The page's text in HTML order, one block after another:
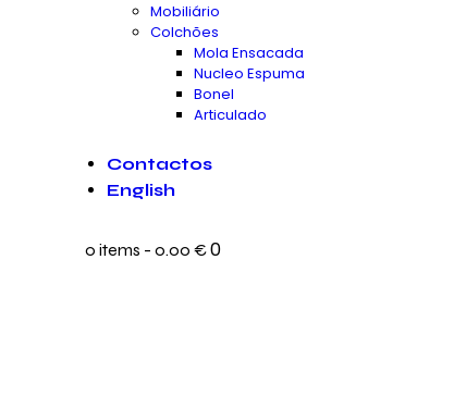
Mobiliário
Colchões
Mola Ensacada
Nucleo Espuma
Bonel
Articulado
Contactos
English
0 items - 0.00 €0